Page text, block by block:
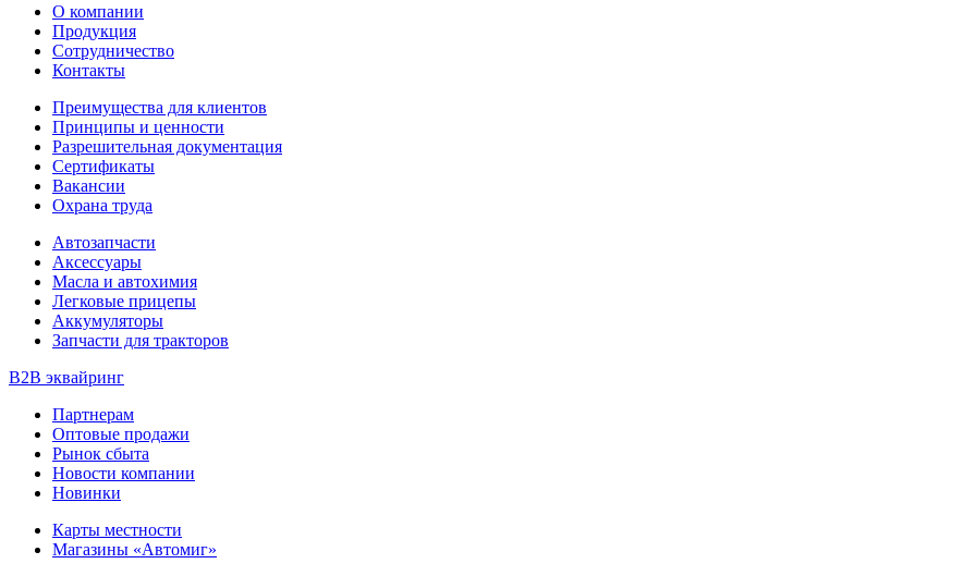
О компании
Продукция
Сотрудничество
Контакты
Преимущества для клиентов
Принципы и ценности
Разрешительная документация
Сертификаты
Вакансии
Охрана труда
Автозапчасти
Аксессуары
Масла и автохимия
Легковые прицепы
Аккумуляторы
Запчасти для тракторов
B2B эквайринг
Партнерам
Оптовые продажи
Рынок сбыта
Новости компании
Новинки
Карты местности
Магазины «Автомиг»